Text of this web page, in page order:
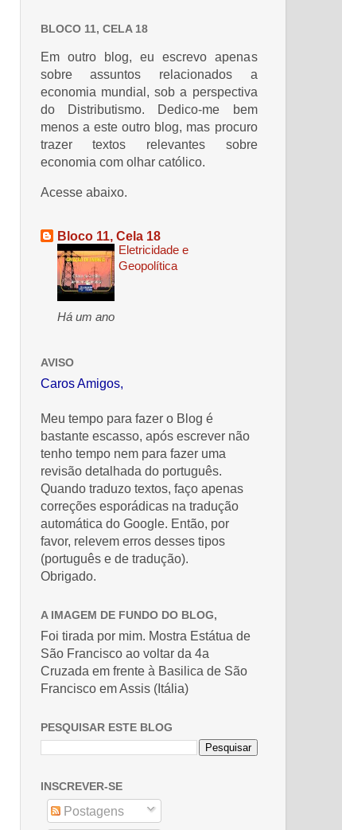
BLOCO 11, CELA 18
Em outro blog, eu escrevo apenas
sobre assuntos relacionados a
economia mundial, sob a perspectiva
do Distributismo. Dedico-me bem
menos a este outro blog, mas procuro
trazer textos relevantes sobre
economia com olhar católico.
Acesse abaixo.
Bloco 11, Cela 18
Eletricidade e
Geopolítica
Há um ano
AVISO
Caros Amigos,
Meu tempo para fazer o Blog é
bastante escasso, após escrever não
tenho tempo nem para fazer uma
revisão detalhada do português.
Quando traduzo textos, faço apenas
correções esporádicas na tradução
automática do Google. Então, por
favor, relevem erros desses tipos
(português e de tradução).
Obrigado.
A IMAGEM DE FUNDO DO BLOG,
Foi tirada por mim. Mostra Estátua de
São Francisco ao voltar da 4a
Cruzada em frente à Basilica de São
Francisco em Assis (Itália)
PESQUISAR ESTE BLOG
INSCREVER-SE
Postagens